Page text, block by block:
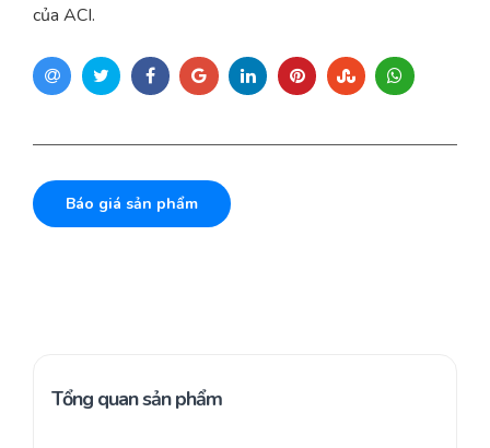
của ACI.
Báo giá sản phẩm
Tổng quan sản phẩm